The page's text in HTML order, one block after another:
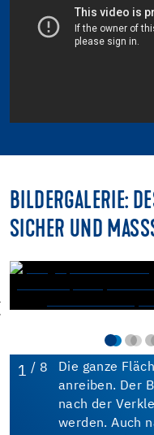
BILDERGALERIE:
SICHER UND
1 / 8
Die ganze
anreiben. Der
nach der
werden. Auch